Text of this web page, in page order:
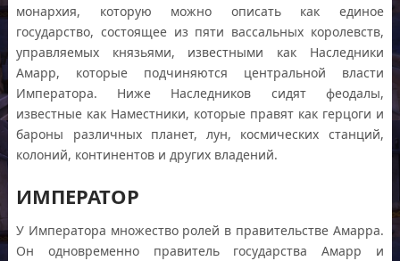
монархия, которую можно описать как единое
государство, состоящее из пяти вассальных королевств,
управляемых князьями, известными как Наследники
Амарр, которые подчиняются центральной власти
Императора. Ниже Наследников сидят феодалы,
известные как Наместники, которые правят как герцоги и
бароны различных планет, лун, космических станций,
колоний, континентов и других владений.
ИМПЕРАТОР
У Императора множество ролей в правительстве Амарра.
Он одновременно правитель государства Амарр и